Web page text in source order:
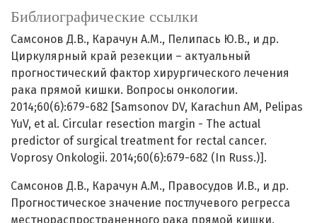
Библиографические ссылки
Самсонов Д.В., Карачун А.М., Пелипась Ю.В., и др.
Циркулярный край резекции – актуальный
прогностический фактор хирургического лечения
рака прямой кишки. Вопросы онкологии.
2014;60(6):679-682 [Samsonov DV, Karachun АМ, Pelipas
YuV, et al. Circular resection margin - The actual
predictor of surgical treatment for rectal cancer.
Voprosy Onkologii. 2014;60(6):679-682 (In Russ.)].
Самсонов Д.В., Карачун А.М., Правосудов И.В., и др.
Прогностическое значение постлучевого регресса
местнораспространенного рака прямой кишки.